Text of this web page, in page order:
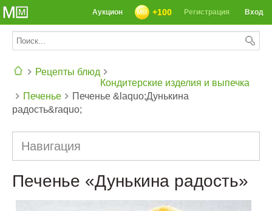
СЕГОДНЯ: 39142 РЕЦЕПТА
Вход
Регистрация
+100
Аукцион
Рецепты блюд
Кондитерские изделия и выпечка
Печенье
Печенье &laquo;Дунькина
радость&raquo;
Навигация
Печенье «Дунькина радость»